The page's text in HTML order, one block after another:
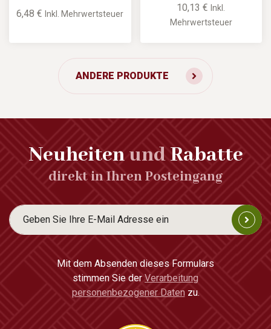
6,48 €Inkl. Mehrwertsteuer
10,13 €Inkl.
Mehrwertsteuer
ANDERE PRODUKTE
NeuheitenundRabatte
direkt in Ihren Posteingang
Mit dem Absenden dieses Formulars
stimmen Sie der Verarbeitung
personenbezogener Daten zu.